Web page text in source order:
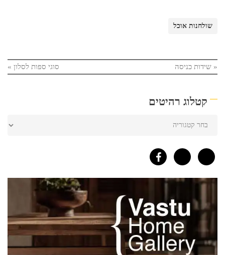
שולחנות אוכל
« שידות כניסה סוגי ספות לסלון »
קטלוג רהיטים